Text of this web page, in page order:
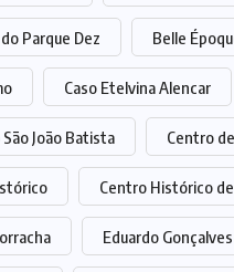
Parque Dez Belle
Caso Etelvina Alencar
João Batista Centro
Centro Histórico
Eduardo